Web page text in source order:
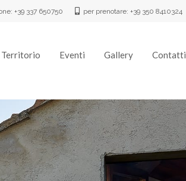
+39 337 650750 per prenotare: +39 350 8410324
Territorio Eventi Gallery Contatti